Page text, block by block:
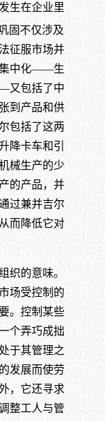
生在企业里
固不仅涉及
征服市场并
集中化——生
又包括了中
到产品和供
包括了这两
降卡车和引
械生产的少
的产品，并
过兼并吉尔
而降低它对
的意味。
场受控制的
。控制某些
个弄巧成拙
于其管理之
发展而使劳
，它还寻求
整工人与管